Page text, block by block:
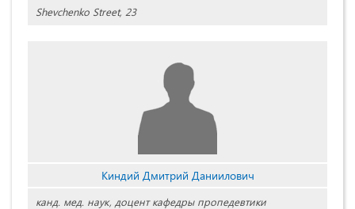
Shevchenko Street, 23
Киндий Дмитрий Даниилович
канд. мед. наук, доцент кафедры пропедевтики